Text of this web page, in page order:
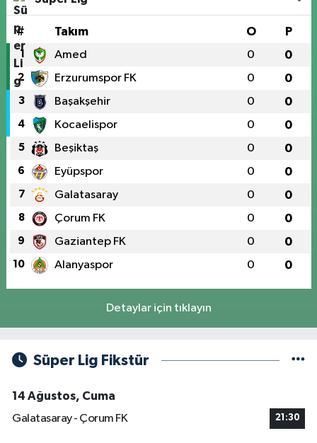
# Takım O P
1 Amed 0 0
2 Erzurumspor FK 0 0
3 Başakşehir 0 0
4 Kocaelispor 0 0
5 Beşiktaş 0 0
6 Eyüpspor 0 0
7 Galatasaray 0 0
8 Çorum FK 0 0
9 Gaziantep FK 0 0
10 Alanyaspor 0 0
Detaylar için tıklayın
Süper Lig Fikstür
14 Ağustos, Cuma
Galatasaray - Çorum FK
21:30